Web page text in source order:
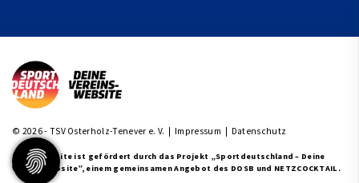
© 2026 - TSV Osterholz-Tenever e. V. | Impressum | Datenschutz
Diese Website ist gefördert durch das Projekt „Sportdeutschland – Deine
Vereinswebsite”, einem gemeinsamen Angebot des DOSB und NETZCOCKTAIL.